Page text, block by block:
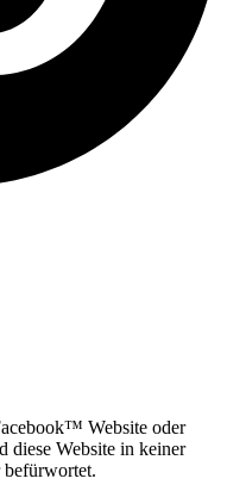
Website oder
Website in keiner